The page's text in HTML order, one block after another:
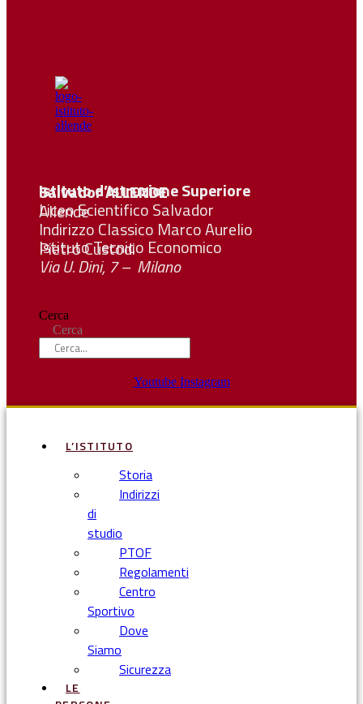
Istituto d’Istruzione Superiore SalvadorALLENDE
Liceo Scientifico Salvador Allende
Indirizzo Classico Marco Aurelio
Istituto Tecnico Economico Pietro Custodi
Via U. Dini, 7 – Milano
Cerca
Cerca
Youtube Instagram
L’ISTITUTO
Storia
Indirizzi
di
studio
PTOF
Regolamenti
Centro
Sportivo
Dove
Siamo
Sicurezza
LE